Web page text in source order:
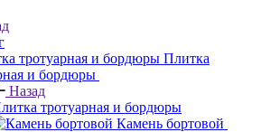
Плитка
и бордюры
Назад
тротуарная и бордюры
Камень бортовой